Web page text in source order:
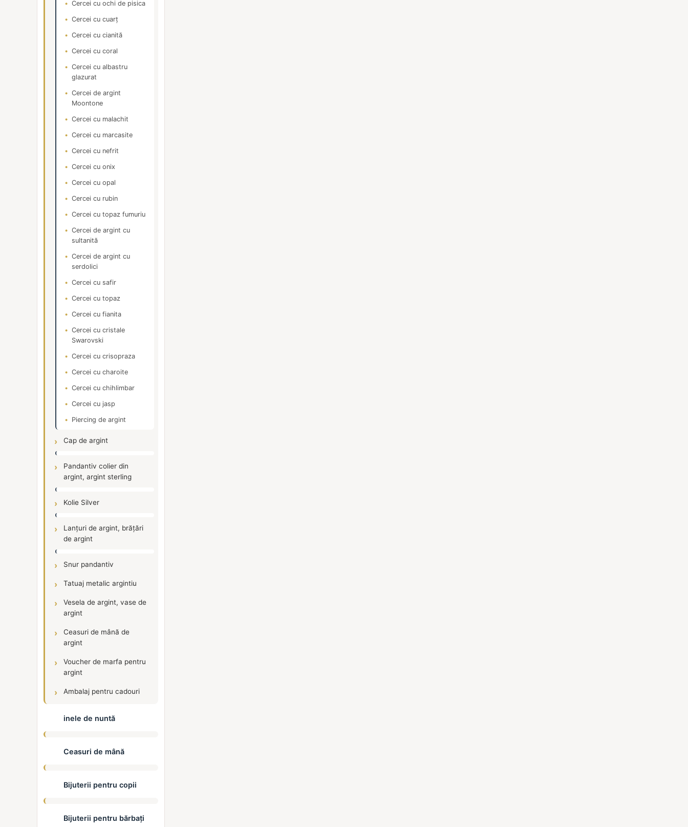
Cercei cu ochi de pisica
Cercei cu cuarț
Cercei cu cianită
Cercei cu coral
Cercei cu albastru
glazurat
Cercei de argint
Moontone
Cercei cu malachit
Cercei cu marcasite
Cercei cu nefrit
Cercei cu onix
Cercei cu opal
Cercei cu rubin
Cercei cu topaz fumuriu
Cercei de argint cu
sultanită
Cercei de argint cu
serdolici
Cercei cu safir
Cercei cu topaz
Cercei cu fianita
Cercei cu cristale
Swarovski
Cercei cu crisopraza
Cercei cu charoite
Cercei cu chihlimbar
Cercei cu jasp
Piercing de argint
Cap de argint
Pandantiv colier din
argint, argint sterling
Kolie Silver
Lanțuri de argint, brățări
de argint
Snur pandantiv
Tatuaj metalic argintiu
Vesela de argint, vase de
argint
Ceasuri de mână de
argint
Voucher de marfa pentru
argint
Ambalaj pentru cadouri
inele de nuntă
Ceasuri de mână
Bijuterii pentru copii
Bijuterii pentru bărbați